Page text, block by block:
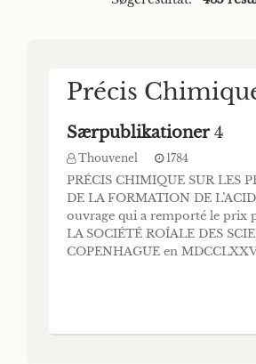
Précis
Særpublikationer4
Thouvenel 1784
PRÉCIS CHIMIQUE SUR LES
DE LA FORMATION DE
ouvrage qui a remporté le prix
LA SOCIÉTÉ ROÍALE DES
COPENHAGUE en